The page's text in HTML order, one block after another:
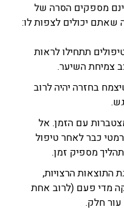
מספקים הסרה של
תתחילו לראות
צמיחת השיער.
בחזרה יהיה לרוב
עם הזמן. אל
כבר לאחר טיפול
מספיק זמן.
התוצאות הרצויות,
מדי פעם (לרוב אחת
חלק.